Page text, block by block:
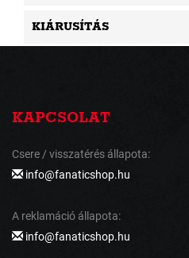
KIÁRUSÍTÁS
KAPCSOLAT
Csere / visszatérés állapota:
info@fanaticshop.hu
A reklamáció állapota:
info@fanaticshop.hu